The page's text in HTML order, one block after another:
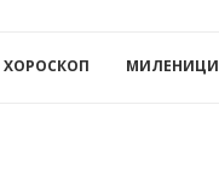
ХОРОСКОП МИЛЕНИЦИ